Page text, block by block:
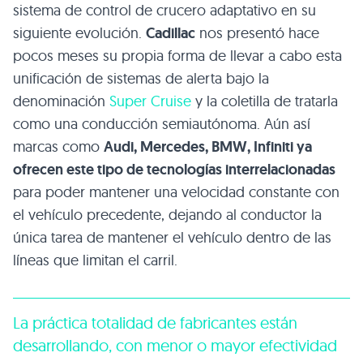
sistema de control de crucero adaptativo en su
siguiente evolución. Cadillac nos presentó hace
pocos meses su propia forma de llevar a cabo esta
unificación de sistemas de alerta bajo la
denominación Super Cruise y la coletilla de tratarla
como una conducción semiautónoma. Aún así
marcas como Audi, Mercedes, BMW, Infiniti ya
ofrecen este tipo de tecnologías interrelacionadas
para poder mantener una velocidad constante con
el vehículo precedente, dejando al conductor la
única tarea de mantener el vehículo dentro de las
líneas que limitan el carril.
La práctica totalidad de fabricantes están
desarrollando, con menor o mayor efectividad